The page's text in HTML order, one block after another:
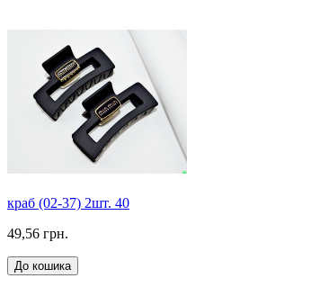
краб (02-37) 2шт. 40
49,56 грн.
До кошика